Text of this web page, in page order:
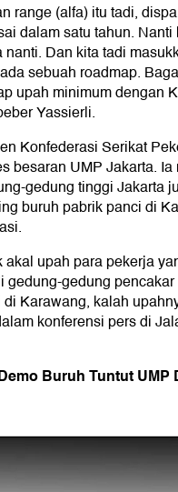
range (alfa) itu tadi,
dalam satu tahun.
Dan kita tadi
sebuah roadmap.
upah minimum dengan
Yassierli.
Konfederasi Serikat
besaran UMP Jakarta.
gedung tinggi Jakarta
buruh pabrik panci di
upah para pekerja
gedung-gedung
Karawang, kalah
konferensi pers di
Buruh Tuntut UMP